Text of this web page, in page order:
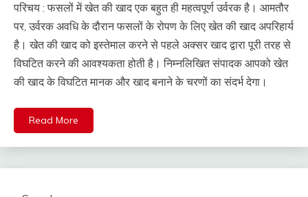
परिचय : फसलों में खेत की खाद एक बहुत ही महत्वपूर्ण उर्वरक है। आमतौर
पर, उर्वरक अवधि के दौरान फसलों के रोपण के लिए खेत की खाद अपरिहार्य
है। खेत की खाद को इस्तेमाल करने से पहले अक्सर खाद द्वारा पूरी तरह से
विघटित करने की आवश्यकता होती है। निम्नलिखित संपादक आपको खेत
की खाद के विघटित मानक और खाद बनाने के चरणों का संदर्भ देगा।
Read More